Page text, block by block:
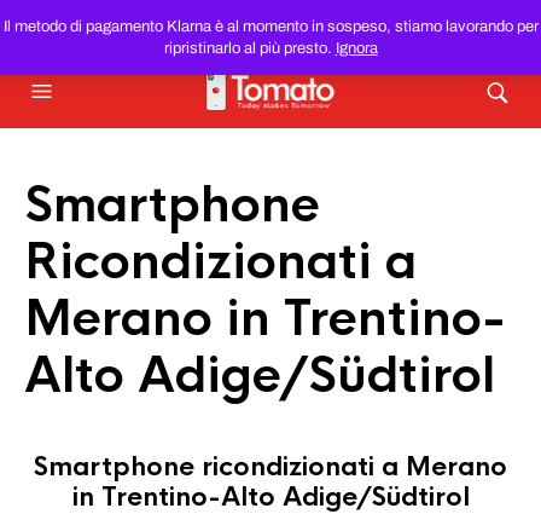
Il metodo di pagamento Klarna è al momento in sospeso, stiamo lavorando per
ripristinarlo al più presto. Ignora
SMARTPHONE E TABLET RICONDIZIONATIAL MIGLIOR
PREZZO DEL WEB!
Smartphone
Ricondizionati a
Merano in Trentino-
Alto Adige/Südtirol
Smartphone ricondizionati a Merano
in Trentino-Alto Adige/Südtirol